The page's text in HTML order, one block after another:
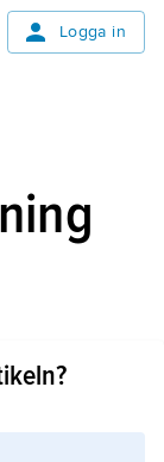
Logga in